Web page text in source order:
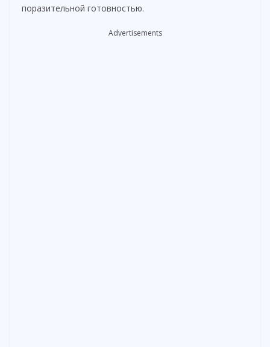
поразительной готовностью.
Advertisements